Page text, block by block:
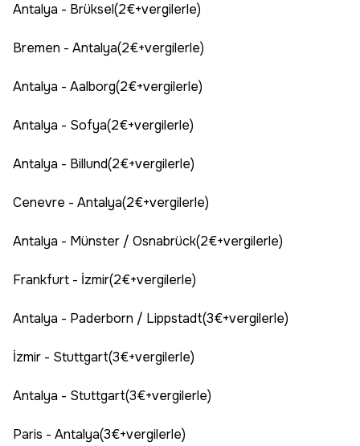
Antalya - Brüksel(2€+vergilerle)
Bremen - Antalya(2€+vergilerle)
Antalya - Aalborg(2€+vergilerle)
Antalya - Sofya(2€+vergilerle)
Antalya - Billund(2€+vergilerle)
Cenevre - Antalya(2€+vergilerle)
Antalya - Münster / Osnabrück(2€+vergilerle)
Frankfurt - İzmir(2€+vergilerle)
Antalya - Paderborn / Lippstadt(3€+vergilerle)
İzmir - Stuttgart(3€+vergilerle)
Antalya - Stuttgart(3€+vergilerle)
Paris - Antalya(3€+vergilerle)